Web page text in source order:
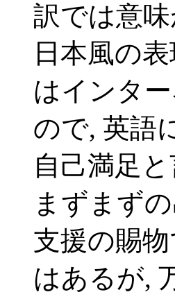
訳では意
日本風の
はインタ
ので, 英語
自己満足
まずまず
支援の賜
はあるが,